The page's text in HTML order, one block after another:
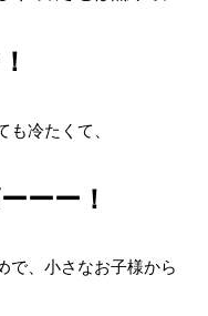
冷たくて、
ーー！
で、小さなお子様から